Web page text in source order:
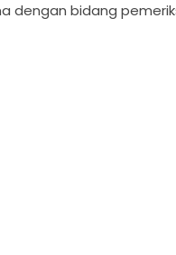
dengan bidang